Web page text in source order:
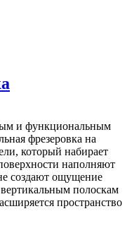
и функциональным
фрезеровка на
который набирает
наполняют
создают ощущение
полоскам
пространство